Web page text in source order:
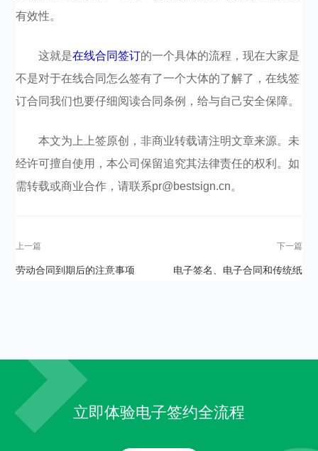
有效性。
这就是在线合同签订的一个具体的流程，现在大家是
不是对于在线合同怎么签有了一个大体的了解了，在线签
订合同我们也要仔细阅读合同条例，给与自己安全保障。
本文为上上签原创，非商业转载请注明文章来源。未
经许可擅自使用，本公司保留追究其法律责任的权利。如
需转载或商业合作，请联系pr@bestsign.cn。
上一篇
劳动合同到期后的注意事项
下一篇
电子签名、电子合同和传统纸
立即体验电子签约全流程